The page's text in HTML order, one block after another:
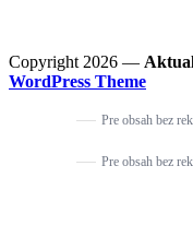
Copyright 2026 —
WordPress Theme
Pre obsah bez